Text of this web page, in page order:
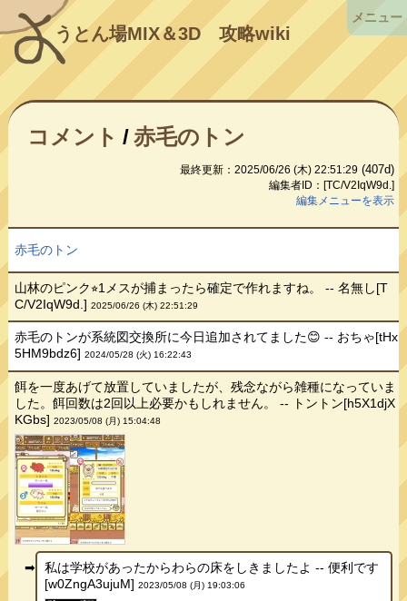
うとん場MIX＆3D攻略wiki
コメント /赤毛のトン
最終更新：2025/06/26 (木) 22:51:29 (407d)
編集者ID：[TC/V2IqW9d.]
編集メニューを表示
赤毛のトン
山林のピンク⭐︎1メスが捕まったら確定で作れますね。 -- 名無し[T
C/V2IqW9d.]2025/06/26 (木) 22:51:29
赤毛のトンが系統図交換所に今日追加されてました😊 -- おちゃ[tHx
5HM9bdz6]2024/05/28 (火) 16:22:43
餌を一度あげて放置していましたが、残念ながら雑種になっていま
した。餌回数は2回以上必要かもしれません。 -- トントン[h5X1djX
KGbs]2023/05/08 (月) 15:04:48
私は学校があったからわらの床をしきましたよ -- 便利です
[w0ZngA3ujuM] 2023/05/08 (月) 19:03:06
メニュー